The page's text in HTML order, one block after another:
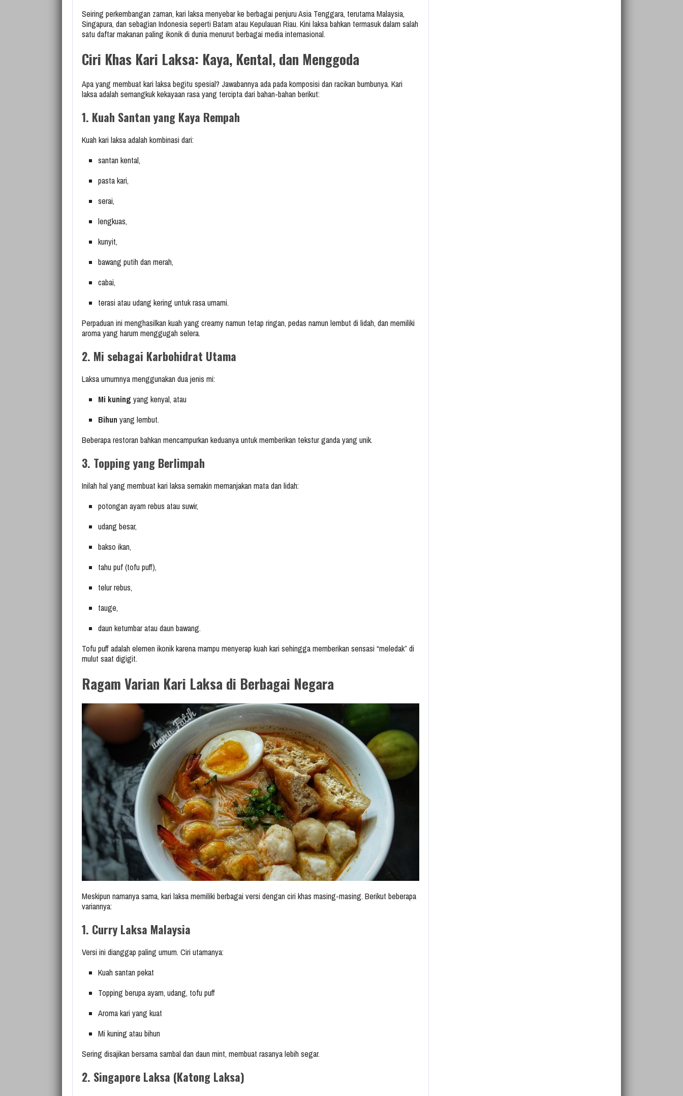
Seiring perkembangan zaman, kari laksa menyebar ke berbagai penjuru Asia Tenggara, terutama Malaysia,
Singapura, dan sebagian Indonesia seperti Batam atau Kepulauan Riau. Kini laksa bahkan termasuk dalam salah
satu daftar makanan paling ikonik di dunia menurut berbagai media internasional.
Ciri Khas Kari Laksa: Kaya, Kental, dan Menggoda
Apa yang membuat kari laksa begitu spesial? Jawabannya ada pada komposisi dan racikan bumbunya. Kari
laksa adalah semangkuk kekayaan rasa yang tercipta dari bahan-bahan berikut:
1. Kuah Santan yang Kaya Rempah
Kuah kari laksa adalah kombinasi dari:
santan kental,
pasta kari,
serai,
lengkuas,
kunyit,
bawang putih dan merah,
cabai,
terasi atau udang kering untuk rasa umami.
Perpaduan ini menghasilkan kuah yang creamy namun tetap ringan, pedas namun lembut di lidah, dan memiliki
aroma yang harum menggugah selera.
2. Mi sebagai Karbohidrat Utama
Laksa umumnya menggunakan dua jenis mi:
Mi kuning yang kenyal, atau
Bihun yang lembut.
Beberapa restoran bahkan mencampurkan keduanya untuk memberikan tekstur ganda yang unik.
3. Topping yang Berlimpah
Inilah hal yang membuat kari laksa semakin memanjakan mata dan lidah:
potongan ayam rebus atau suwir,
udang besar,
bakso ikan,
tahu puf (tofu puff),
telur rebus,
tauge,
daun ketumbar atau daun bawang.
Tofu puff adalah elemen ikonik karena mampu menyerap kuah kari sehingga memberikan sensasi “meledak” di
mulut saat digigit.
Ragam Varian Kari Laksa di Berbagai Negara
Meskipun namanya sama, kari laksa memiliki berbagai versi dengan ciri khas masing-masing. Berikut beberapa
variannya:
1. Curry Laksa Malaysia
Versi ini dianggap paling umum. Ciri utamanya:
Kuah santan pekat
Topping berupa ayam, udang, tofu puff
Aroma kari yang kuat
Mi kuning atau bihun
Sering disajikan bersama sambal dan daun mint, membuat rasanya lebih segar.
2. Singapore Laksa (Katong Laksa)